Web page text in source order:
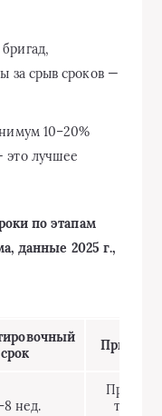
за срыв сроков —
10–20%
лучшее
по этапам
данные 2025 г.,
срок
нед.
Проще